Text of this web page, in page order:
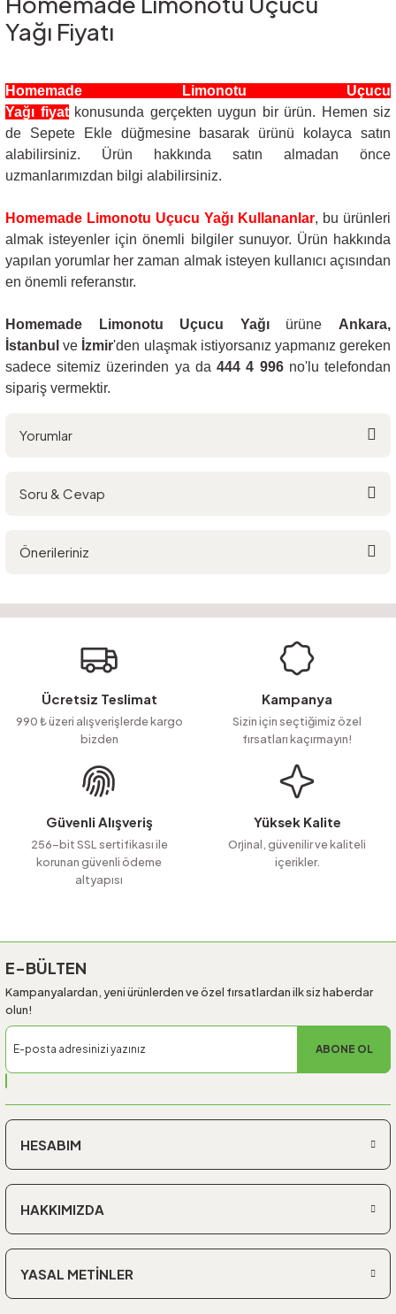
Yağı Fiyatı
Homemade Limonotu Uçucu
Yağı fiyat konusunda gerçekten uygun bir ürün. Hemen siz
de Sepete Ekle düğmesine basarak ürünü kolayca satın
alabilirsiniz. Ürün hakkında satın almadan önce
uzmanlarımızdan bilgi alabilirsiniz.
Homemade Limonotu Uçucu Yağı Kullananlar, bu ürünleri
almak isteyenler için önemli bilgiler sunuyor. Ürün hakkında
yapılan yorumlar her zaman almak isteyen kullanıcı açısından
en önemli referanstır.
Homemade Limonotu Uçucu Yağıürüne Ankara,
İstanbulve İzmir'den ulaşmak istiyorsanız yapmanız gereken
sadece sitemiz üzerinden ya da444 4 996no'lu telefondan
sipariş vermektir.
Yorumlar
Soru & Cevap
Soru Sor
Önerileriniz
Görüş ve önerileriniz için teşekkür ederiz.
Ürün resmi kalitesiz, bozuk veya görüntülenemiyor.
Ürün açıklamasında eksik bilgiler bulunuyor.
Ürün bilgilerinde hatalar bulunuyor.
Ürün fiyatı diğer sitelerden daha pahalı.
Bu ürüne benzer farklı alternatifler olmalı.
Ücretsiz Teslimat
990 ₺ üzeri alışverişlerde kargo
bizden
Kampanya
Sizin için seçtiğimiz özel
fırsatları kaçırmayın!
Güvenli Alışveriş
256-bit SSL sertifikası ile
korunan güvenli ödeme
altyapısı
Yüksek Kalite
Orjinal, güvenilir ve kaliteli
içerikler.
E-BÜLTEN
Kampanyalardan, yeni ürünlerden ve özel fırsatlardan ilk siz haberdar
olun!
ABONE OL
HESABIM
HAKKIMIZDA
YASAL METİNLER